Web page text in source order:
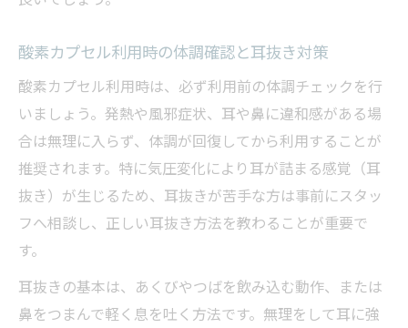
酸素カプセル利用時の体調確認と耳抜き対策
酸素カプセル利用時は、必ず利用前の体調チェックを行
いましょう。発熱や風邪症状、耳や鼻に違和感がある場
合は無理に入らず、体調が回復してから利用することが
推奨されます。特に気圧変化により耳が詰まる感覚（耳
抜き）が生じるため、耳抜きが苦手な方は事前にスタッ
フへ相談し、正しい耳抜き方法を教わることが重要で
す。
耳抜きの基本は、あくびやつばを飲み込む動作、または
鼻をつまんで軽く息を吐く方法です。無理をして耳に強